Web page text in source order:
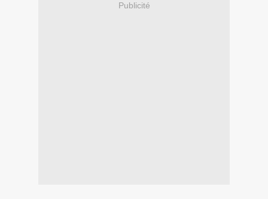
Publicité